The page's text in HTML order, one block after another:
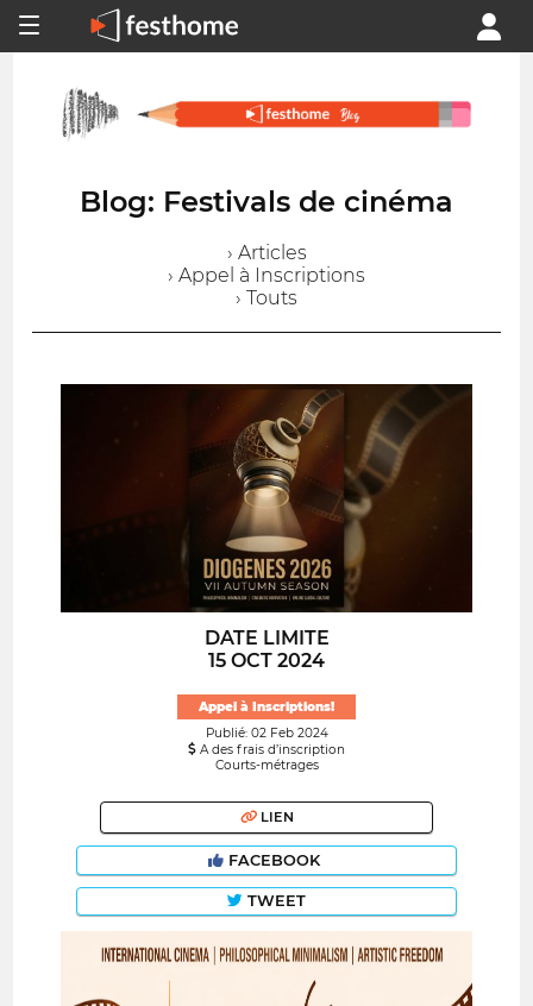
Blog: Festivals de cinéma
› Articles
› Appel à Inscriptions
› Touts
DATE LIMITE
15 OCT 2024
Appel à Inscriptions!
Publié: 02 Feb 2024
A des frais d’inscription
Courts-métrages
LIEN
FACEBOOK
TWEET